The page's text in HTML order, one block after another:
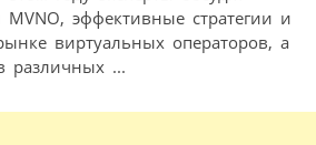
эффективные стратегии и
виртуальных операторов, а
различных ...